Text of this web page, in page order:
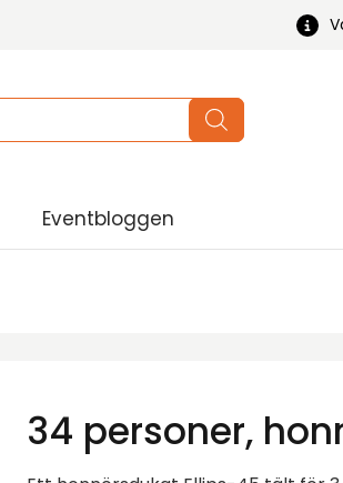
Eventbloggen
34 personer,